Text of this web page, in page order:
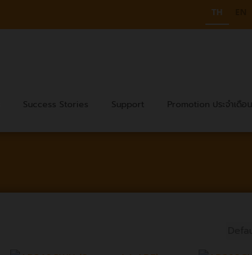
TH
Success Stories Support Promotion ประจำเดือน